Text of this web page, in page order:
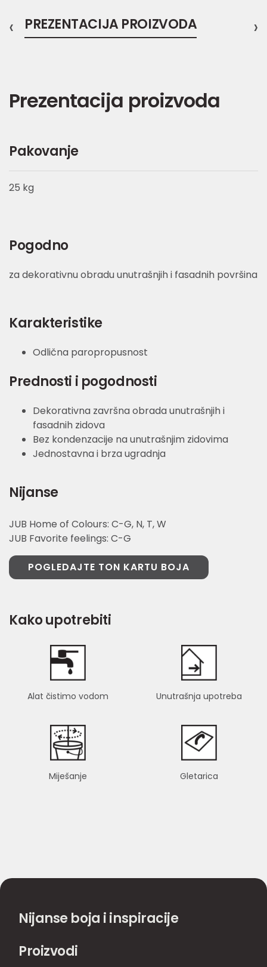
PREZENTACIJA PROIZVODA
‹ ›
Prezentacija proizvoda
Pakovanje
25 kg
Pogodno
za dekorativnu obradu unutrašnjih i fasadnih površina
Karakteristike
Odlična paropropusnost
Prednosti i pogodnosti
Dekorativna završna obrada unutrašnjih i
fasadnih zidova
Bez kondenzacije na unutrašnjim zidovima
Jednostavna i brza ugradnja
Nijanse
JUB Home of Colours: C-G, N, T, W
JUB Favorite feelings: C-G
POGLEDAJTE TON KARTU BOJA
Kako upotrebiti
Alat čistimo vodom Unutrašnja upotreba
Miješanje Gletarica
Nijanse boja i inspiracije
Proizvodi